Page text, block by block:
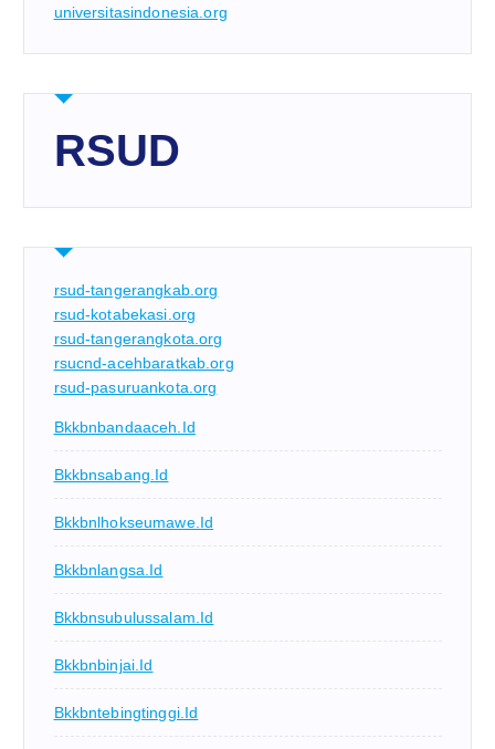
universitasindonesia.org
RSUD
rsud-tangerangkab.org
rsud-kotabekasi.org
rsud-tangerangkota.org
rsucnd-acehbaratkab.org
rsud-pasuruankota.org
Bkkbnbandaaceh.id
Bkkbnsabang.id
Bkkbnlhokseumawe.id
Bkkbnlangsa.id
Bkkbnsubulussalam.id
Bkkbnbinjai.id
Bkkbntebingtinggi.id